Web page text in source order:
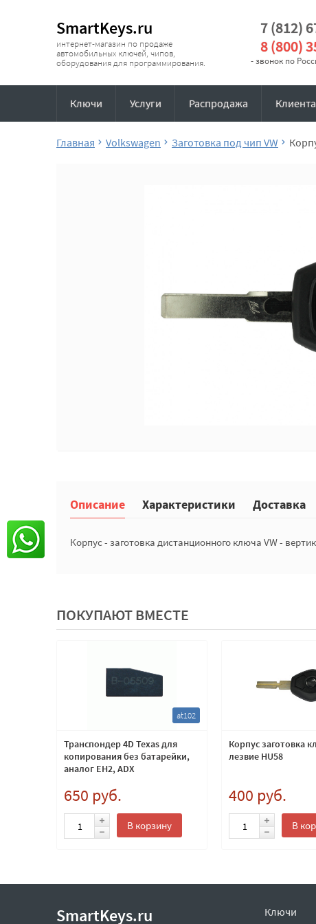
SmartKeys.ru
интернет-магазин по продаже
автомобильных ключей, чипов,
оборудования для программирования.
7 (812)
8 (800)
- звонок по
Ключи Услуги Распродажа
Главная Volkswagen Заготовка под чип VW
Описание Характеристики Доставка
Корпус - заготовка дистанционного ключа VW -
ПОКУПАЮТ ВМЕСТЕ
at102
Транспондер 4D Texas для
копирования без батарейки,
аналог EH2, ADX
650 руб.
В корзину
Корпус заготовка
лезвие HU58
400 руб.
В
SmartKeys.ru Ключи